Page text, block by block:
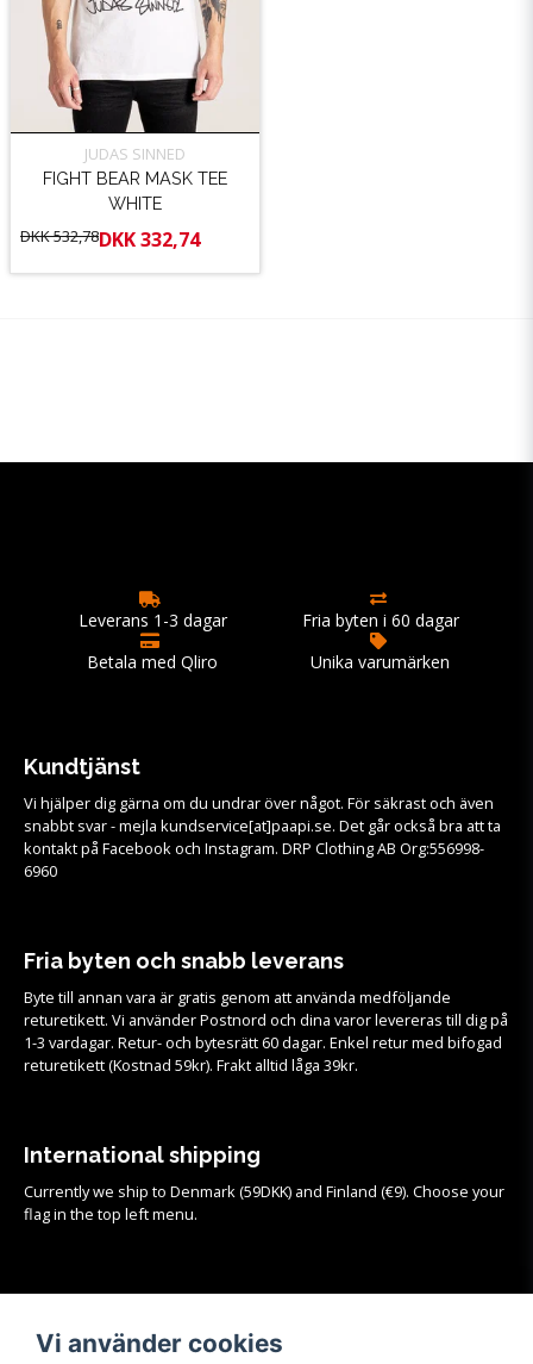
JUDAS SINNED
FIGHT BEAR MASK TEE
WHITE
DKK 532,78DKK 332,74
Leverans 1-3 dagar
Fria byten i 60 dagar
Betala med Qliro
Unika varumärken
Kundtjänst
Vi hjälper dig gärna om du undrar över något. För säkrast och även
snabbt svar - mejla kundservice[at]paapi.se. Det går också bra att ta
kontakt på Facebook och Instagram. DRP Clothing AB Org:556998-
6960
Fria byten och snabb leverans
Byte till annan vara är gratis genom att använda medföljande
returetikett. Vi använder Postnord och dina varor levereras till dig på
1-3 vardagar. Retur- och bytesrätt 60 dagar. Enkel retur med bifogad
returetikett (Kostnad 59kr). Frakt alltid låga 39kr.
International shipping
Currently we ship to Denmark (59DKK) and Finland (€9). Choose your
flag in the top left menu.
Se samtliga köpvillkor och mer info om frakt, retur och byten
Vi använder cookies